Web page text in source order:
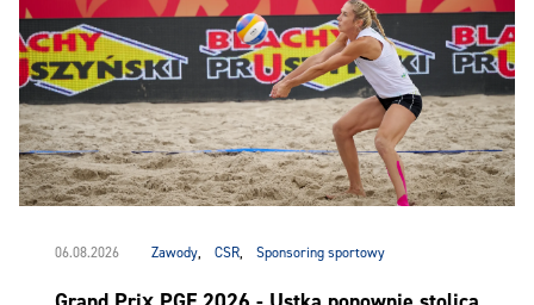
06.08.2026 Zawody, CSR, Sponsoring sportowy